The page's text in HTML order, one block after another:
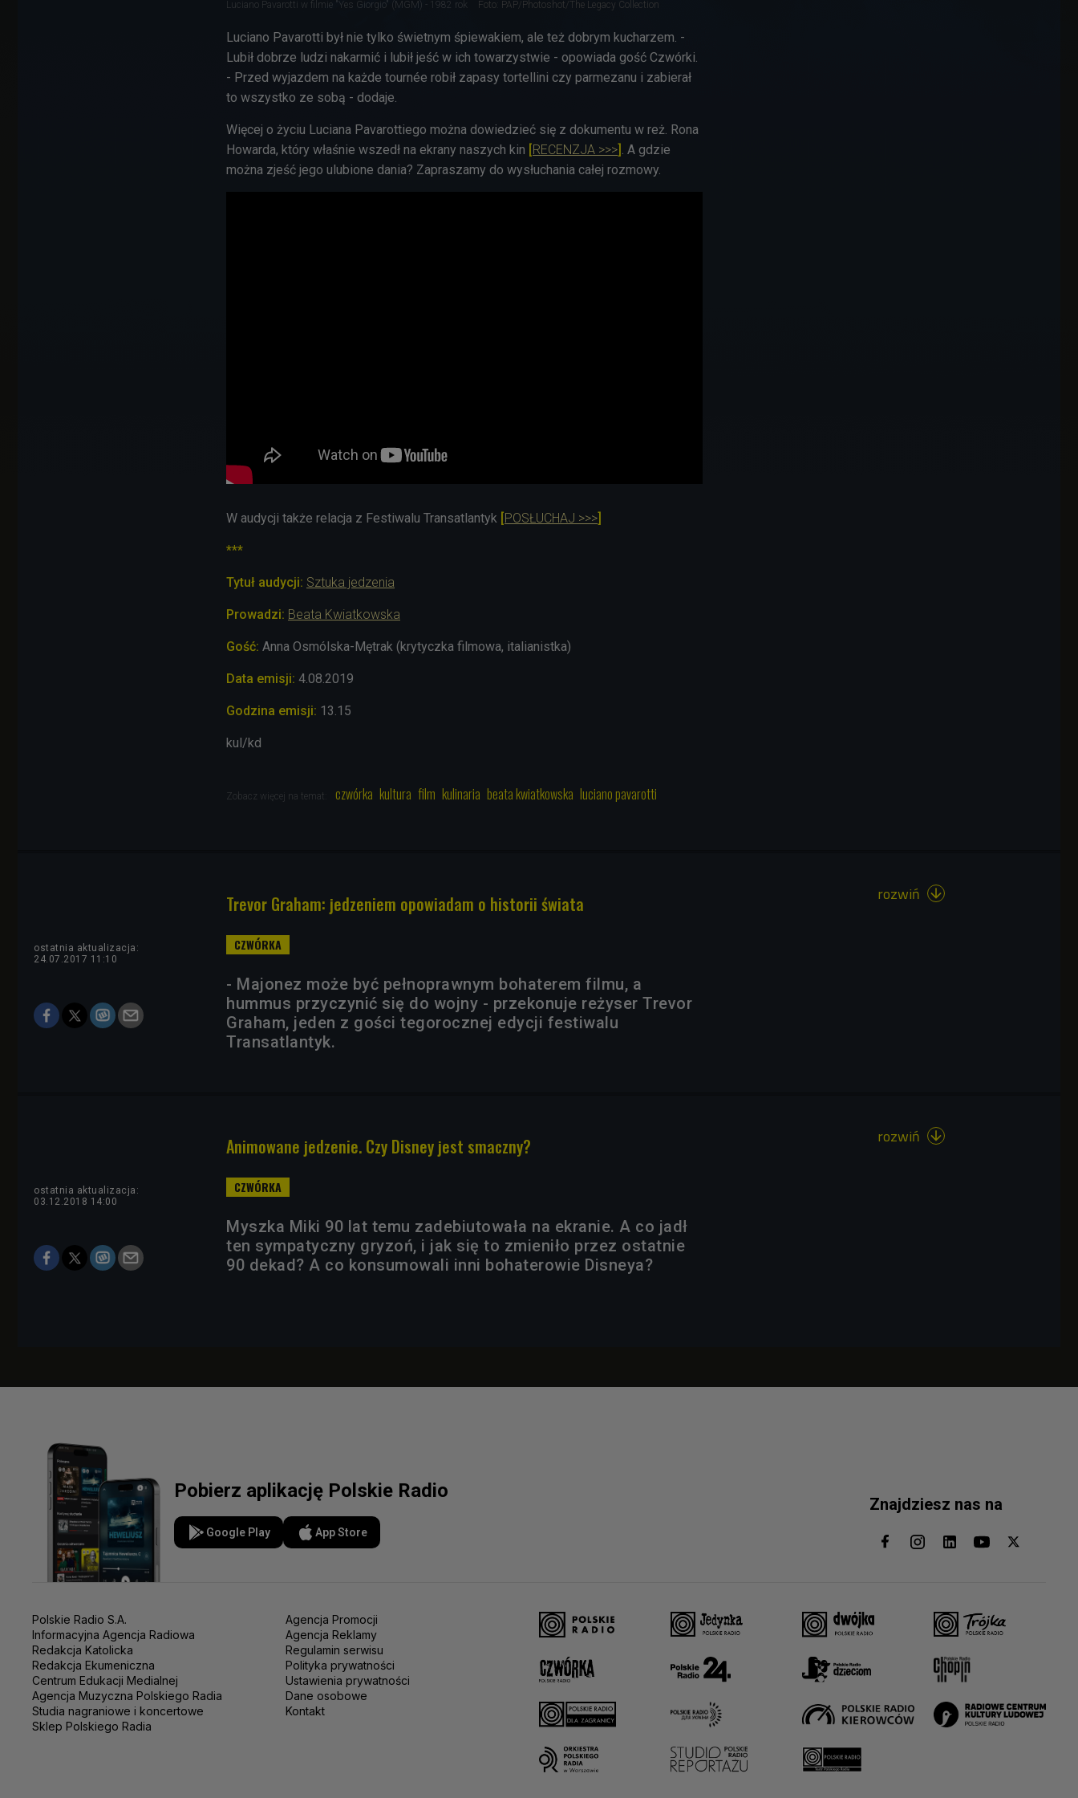
Luciano Pavarotti w filmie "Yes Giorgio" (MGM) - 1982 rok Foto: PAP/Photoshot/The Legacy Collection
Luciano Pavarotti był nie tylko świetnym śpiewakiem, ale też dobrym kucharzem. -
Lubił dobrze ludzi nakarmić i lubił jeść w ich towarzystwie - opowiada gość Czwórki.
- Przed wyjazdem na każde tournée robił zapasy tortellini czy parmezanu i zabierał
to wszystko ze sobą - dodaje.
Więcej o życiu Luciana Pavarottiego można dowiedzieć się z dokumentu w reż. Rona
Howarda, który właśnie wszedł na ekrany naszych kin [RECENZJA >>>] . A gdzie
można zjeść jego ulubione dania? Zapraszamy do wysłuchania całej rozmowy.
W audycji także relacja z Festiwalu Transatlantyk POSŁUCHAJ >>>
***
Tytuł audycji: Sztuka jedzenia
Prowadzi: Beata Kwiatkowska
Gość: Anna Osmólska-Mętrak (krytyczka filmowa, italianistka)
Data emisji: 4.08.2019
Godzina emisji: 13.15
kul/kd
Zobacz więcej na temat: czwórka kultura film kulinaria beata kwiatkowska luciano pavarotti
Trevor Graham: jedzeniem opowiadam o historii świata
ostatnia aktualizacja:
24.07.2017 11:10
- Majonez może być pełnoprawnym bohaterem filmu, a
hummus przyczynić się do wojny - przekonuje reżyser Trevor
Graham, jeden z gości tegorocznej edycji festiwalu
Transatlantyk.
rozwiń 
Animowane jedzenie. Czy Disney jest smaczny?
ostatnia aktualizacja:
03.12.2018 14:00
Myszka Miki 90 lat temu zadebiutowała na ekranie. A co jadł
ten sympatyczny gryzoń, i jak się to zmieniło przez ostatnie
90 dekad? A co konsumowali inni bohaterowie Disneya?
rozwiń 
Pobierz aplikację Polskie Radio
Google Play App Store
Znajdziesz nas na
Polskie Radio S.A.
Informacyjna Agencja Radiowa
Redakcja Katolicka
Redakcja Ekumeniczna
Centrum Edukacji Medialnej
Agencja Muzyczna Polskiego Radia
Studia nagraniowe i koncertowe
Sklep Polskiego Radia
Agencja Promocji
Agencja Reklamy
Regulamin serwisu
Polityka prywatności
Ustawienia prywatności
Dane osobowe
Kontakt